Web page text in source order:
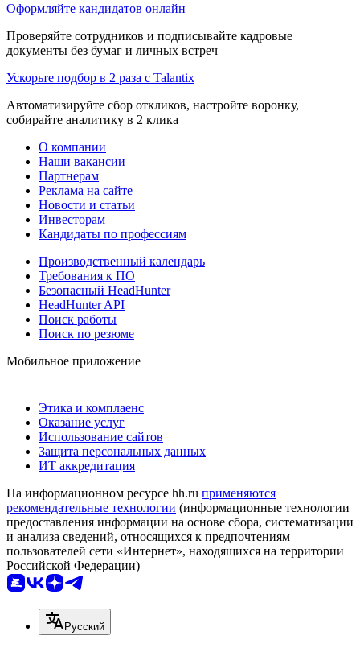
Оформляйте кандидатов онлайн
Проверяйте сотрудников и подписывайте кадровые
документы без бумаг и личных встреч
Ускорьте подбор в 2 раза с Talantix
Автоматизируйте сбор откликов, настройте воронку,
собирайте аналитику в 2 клика
О компании
Наши вакансии
Партнерам
Реклама на сайте
Новости и статьи
Инвесторам
Кандидаты по профессиям
Производственный календарь
Требования к ПО
Безопасный HeadHunter
HeadHunter API
Поиск работы
Поиск по резюме
Мобильное приложение
Этика и комплаенс
Оказание услуг
Использование сайтов
Защита персональных данных
ИТ аккредитация
На информационном ресурсе hh.ru применяются
рекомендательные технологии (информационные технологии
предоставления информации на основе сбора, систематизации
и анализа сведений, относящихся к предпочтениям
пользователей сети «Интернет», находящихся на территории
Российской Федерации)
Русский